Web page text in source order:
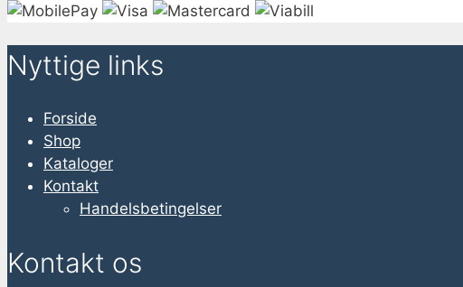
Nyttige links
Forside
Shop
Kataloger
Kontakt
Handelsbetingelser
Kontakt os